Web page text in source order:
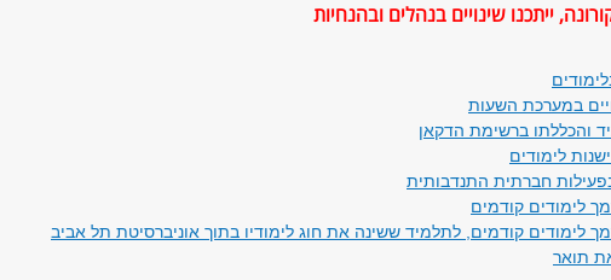
ייתכנו שינויים בנהלים ובהנחיות​
במערכת השעות
והכללתו ברשימת הדקאן
לימודים
חברתית התנדבותית
לימודים קודמים
לימודים קודמים, לתלמיד ששינה את חוג לימודיו בתוך אוניברסיטת תל אביב
תואר